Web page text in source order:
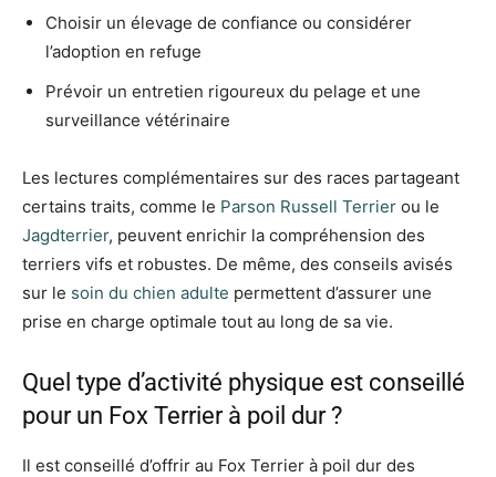
Choisir un élevage de confiance ou considérer
l’adoption en refuge
Prévoir un entretien rigoureux du pelage et une
surveillance vétérinaire
Les lectures complémentaires sur des races partageant
certains traits, comme le Parson Russell Terrier ou le
Jagdterrier, peuvent enrichir la compréhension des
terriers vifs et robustes. De même, des conseils avisés
sur le soin du chien adulte permettent d’assurer une
prise en charge optimale tout au long de sa vie.
Quel type d’activité physique est conseillé
pour un Fox Terrier à poil dur ?
Il est conseillé d’offrir au Fox Terrier à poil dur des